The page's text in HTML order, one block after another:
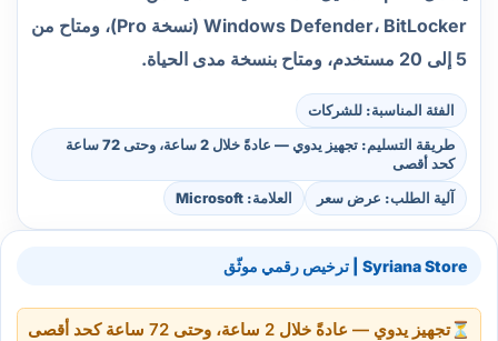
Windows Defender، BitLocker (نسخة Pro)، ومتاح من
5 إلى 20 مستخدم، ومتاح بنسخة مدى الحياة.
الفئة المناسبة: للشركات
طريقة التسليم: تجهيز يدوي — عادةً خلال 2 ساعة، وحتى 72 ساعة
كحد أقصى
آلية الطلب: عرض سعر العلامة: Microsoft
Syriana Store | ترخيص رقمي موثّق
⏳تجهيز يدوي — عادةً خلال 2 ساعة، وحتى 72 ساعة كحد أقصى